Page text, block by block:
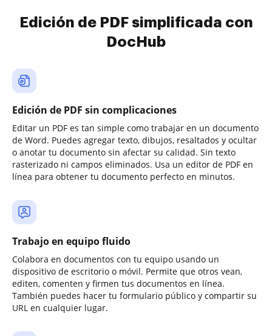
Edición de PDF simplificada con
DocHub
Edición de PDF sin complicaciones
Editar un PDF es tan simple como trabajar en un documento
de Word. Puedes agregar texto, dibujos, resaltados y ocultar
o anotar tu documento sin afectar su calidad. Sin texto
rasterizado ni campos eliminados. Usa un editor de PDF en
línea para obtener tu documento perfecto en minutos.
Trabajo en equipo fluido
Colabora en documentos con tu equipo usando un
dispositivo de escritorio o móvil. Permite que otros vean,
editen, comenten y firmen tus documentos en línea.
También puedes hacer tu formulario público y compartir su
URL en cualquier lugar.